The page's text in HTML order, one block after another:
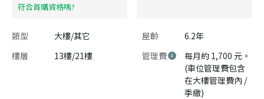
​符合首購資格嗎?
類型 大樓/其它 屋齡
6.2年
樓層
13樓/21樓 管理費
每月約 1,700 元。
(車位管理費包含
在大樓管理費內 /
季繳)